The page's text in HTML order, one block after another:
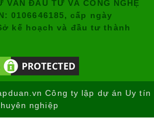
VẤN ĐẦU TƯ VÀ CÔNG NGHỆ
0106646185, cấp ngày
kế hoạch và đầu tư thành
Công ty lập dự án Uy tín
nghiệp